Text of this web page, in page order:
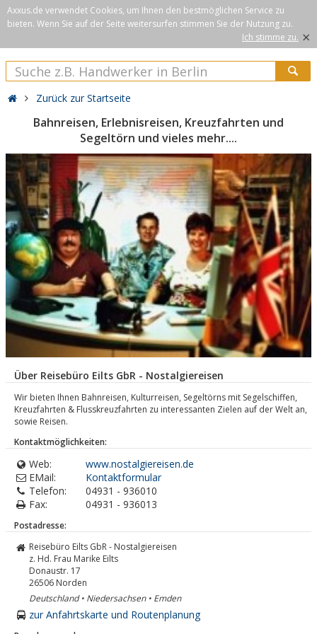
Axxus.de verwendet Cookies, um Ihnen den bestmöglichen Service zu
bieten. Wenn Sie auf der Seite weitersurfen stimmen Sie der Nutzung zu.
Ich stimme zu. ×
Zurück zur Startseite
Bahnreisen, Erlebnisreisen, Kreuzfahrten und
Segeltörn und vieles mehr....
Über Reisebüro Eilts GbR - Nostalgiereisen
Wir bieten Ihnen Bahnreisen, Kulturreisen, Segeltörns mit Segelschiffen,
Kreuzfahrten & Flusskreuzfahrten zu interessanten Zielen auf der Welt an,
sowie Reisen.
Kontaktmöglichkeiten:
Web:
www.nostalgiereisen.de
EMail:
Kontaktformular
Telefon:
04931 - 936010
Fax:
04931 - 936013
Postadresse:
Reisebüro Eilts GbR - Nostalgiereisen
z. Hd. Frau Marike Eilts
Donaustr. 17
26506 Norden
Deutschland • Niedersachsen • Emden
zur Anfahrtskarte und Routenplanung